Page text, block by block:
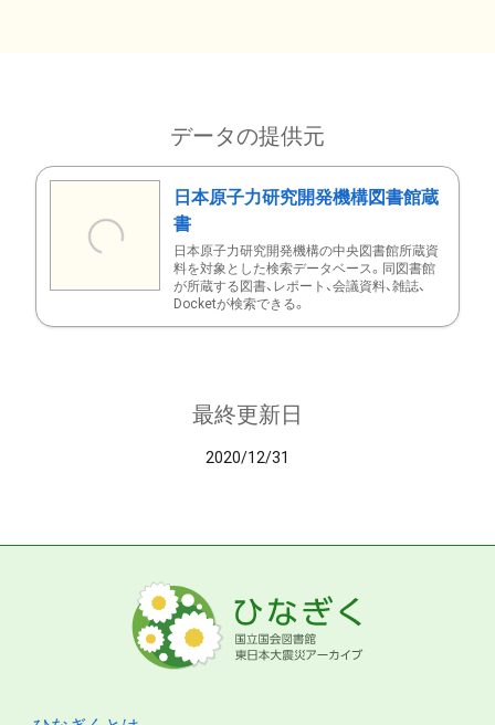
データの提供元
日本原子力研究開発機構図書館蔵
書
日本原子力研究開発機構の中央図書館所蔵資
料を対象とした検索データベース。同図書館
が所蔵する図書、レポート、会議資料、雑誌、
Docketが検索できる。
最終更新日
2020/12/31